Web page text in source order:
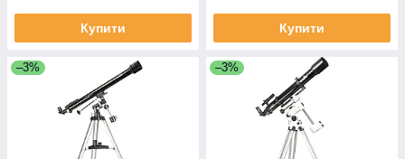
Купити Купити
–3% –3%